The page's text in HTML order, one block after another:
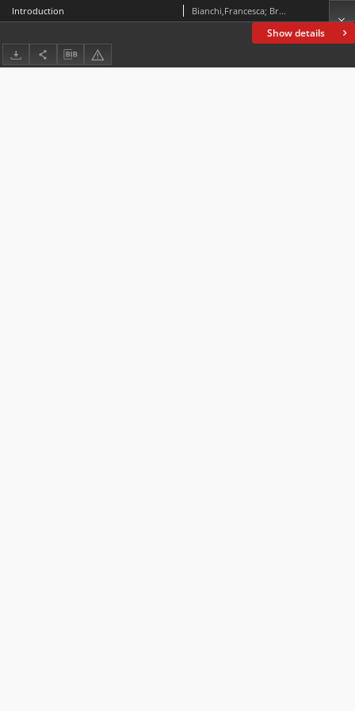
Show details
Introduction Bianchi,Francesca; Bruti, Silvia; Cappelli, Gloria; Manca, Elena